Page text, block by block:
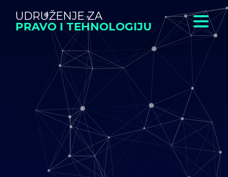
UDRUŽENJE ZA
PRAVO I TEHNOLOGIJU